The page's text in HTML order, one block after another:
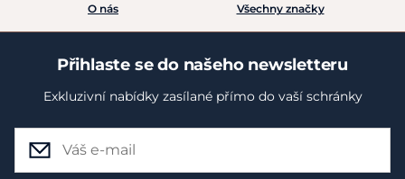
O nás Všechny značky
Přihlaste se do našeho newsletteru
Exkluzivní nabídky zasílané přímo do vaší schránky